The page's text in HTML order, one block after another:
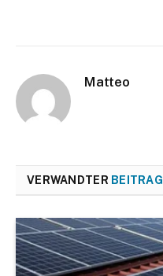
Matteo
VERWANDTER BEITRAG